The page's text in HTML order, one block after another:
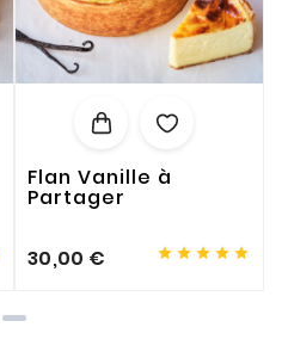
Flan Vanille à
Partager
30,00 €     